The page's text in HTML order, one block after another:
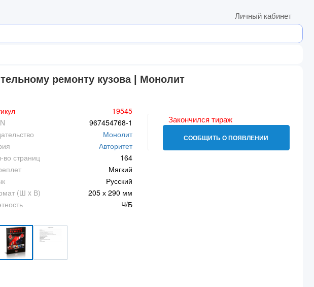
Личный кабинет
ремонту кузова | Монолит
19545
967454768-1
Монолит
Авторитет
во страниц
164
Мягкий
Русский
(Ш x В)
205 х 290 мм
Ч/Б
Закончился тираж
СООБЩИТЬ О ПОЯВЛЕНИИ